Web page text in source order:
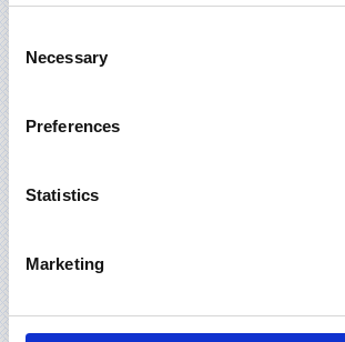
Selection
Necessary
Preferences
Statistics
Marketing